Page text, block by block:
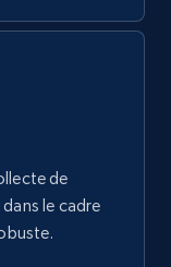
de
le cadre